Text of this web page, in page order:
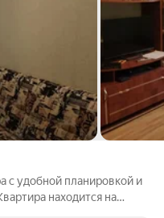
с удобной планировкой и
находится на